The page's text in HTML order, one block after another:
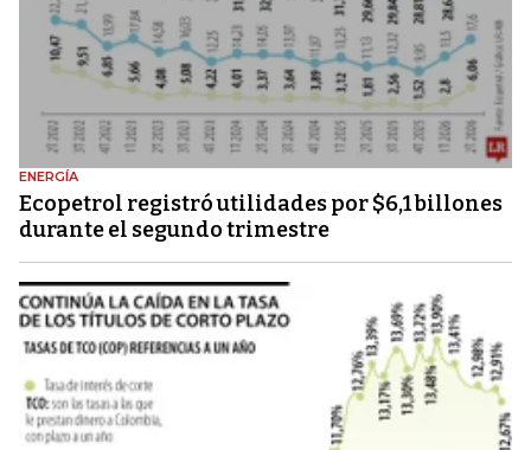
ENERGÍA
Ecopetrol registró utilidades por $6,1 billones
durante el segundo trimestre